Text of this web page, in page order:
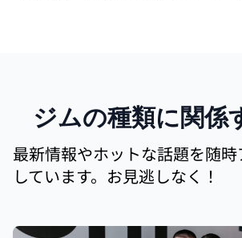
ジムの種類に関係
最新情報やホットな話題を随時
しています。お見逃しなく！